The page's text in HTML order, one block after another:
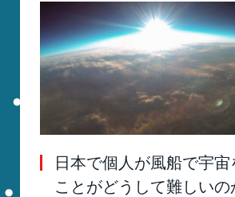
日本で個人が風船で宇宙
ことがどうして難しい